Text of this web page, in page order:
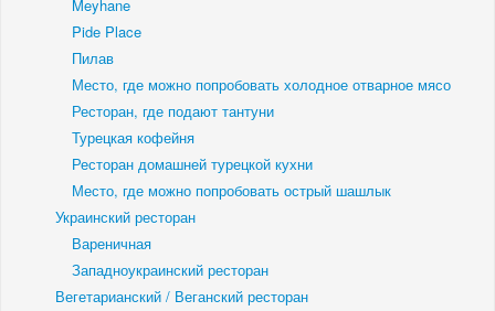
Meyhane
Pide Place
Пилав
Место, где можно попробовать холодное отварное мясо
Ресторан, где подают тантуни
Турецкая кофейня
Ресторан домашней турецкой кухни
Место, где можно попробовать острый шашлык
Украинский ресторан
Вареничная
Западноукраинский ресторан
Вегетарианский / Веганский ресторан